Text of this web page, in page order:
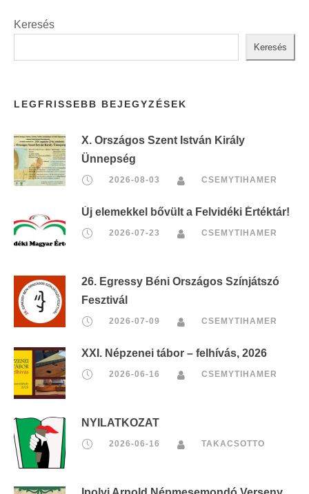
Keresés
Keresés
LEGFRISSEBB BEJEGYZÉSEK
X. Országos Szent István Király
Ünnepség
2026-08-03 CSEMYTIHAMER
Új elemekkel bővült a Felvidéki Értéktár!
2026-07-23 CSEMYTIHAMER
26. Egressy Béni Országos Színjátszó
Fesztivál
2026-07-09 CSEMYTIHAMER
XXI. Népzenei tábor – felhívás, 2026
2026-06-16 CSEMYTIHAMER
NYILATKOZAT
2026-06-16 TAKACSOTTO